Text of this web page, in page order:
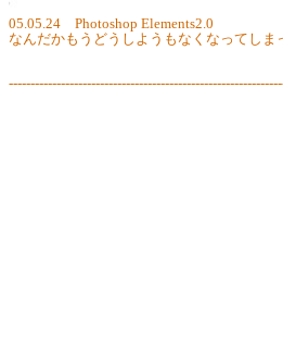
05.05.24 Photoshop Elements2.0
なんだかもうどうしようもなくなってしま